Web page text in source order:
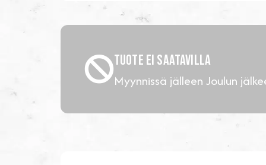
TUOTE EI SAATAVILLA
Myynnissä jälleen Joulun